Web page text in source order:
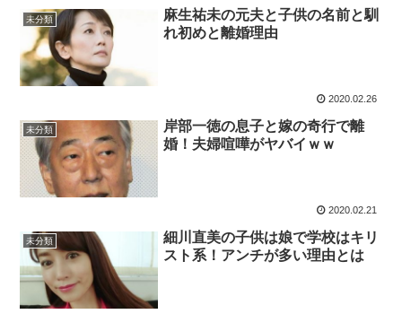
未分類
麻生祐未の元夫と子供の名前と馴
れ初めと離婚理由
2020.02.26
未分類
岸部一徳の息子と嫁の奇行で離
婚！夫婦喧嘩がヤバイｗｗ
2020.02.21
未分類
細川直美の子供は娘で学校はキリ
スト系！アンチが多い理由とは